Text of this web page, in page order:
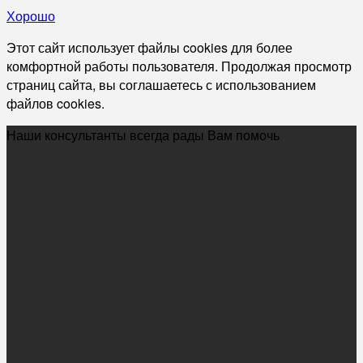
Хорошо
Этот сайт использует файлы cookies для более
комфортной работы пользователя. Продолжая просмотр
страниц сайта, вы соглашаетесь с использованием
файлов cookies.
Наши консультанты всегда рады Вам помочь